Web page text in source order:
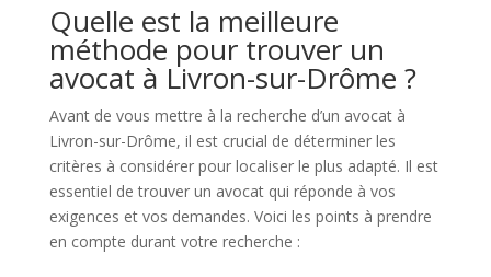
Quelle est la meilleure
méthode pour trouver un
avocat à Livron-sur-Drôme ?
Avant de vous mettre à la recherche d’un avocat à
Livron-sur-Drôme, il est crucial de déterminer les
critères à considérer pour localiser le plus adapté. Il est
essentiel de trouver un avocat qui réponde à vos
exigences et vos demandes. Voici les points à prendre
en compte durant votre recherche :